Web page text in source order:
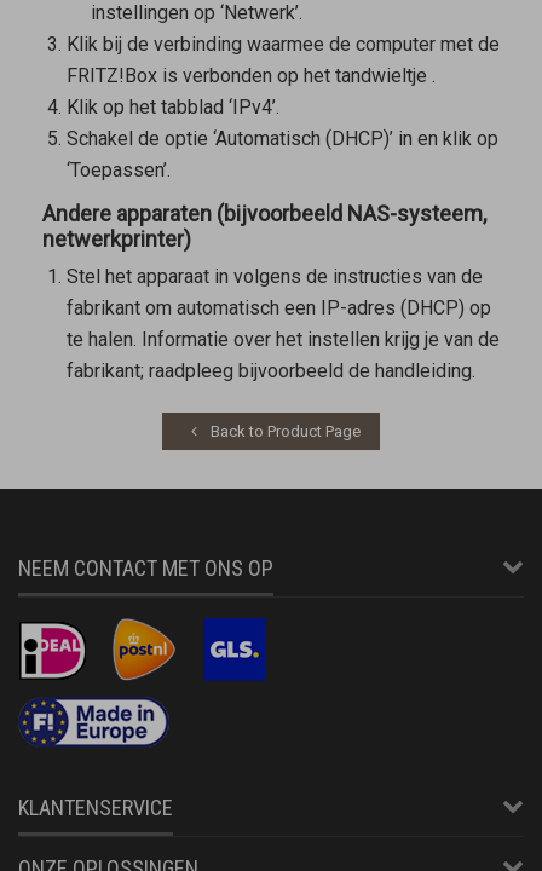
instellingen op ‘Netwerk’.
Klik bij de verbinding waarmee de computer met de
FRITZ!Box is verbonden op het tandwieltje .
Klik op het tabblad ‘IPv4’.
Schakel de optie ‘Automatisch (DHCP)’ in en klik op
‘Toepassen’.
Andere apparaten (bijvoorbeeld NAS-systeem,
netwerkprinter)
Stel het apparaat in volgens de instructies van de
fabrikant om automatisch een IP-adres (DHCP) op
te halen. Informatie over het instellen krijg je van de
fabrikant; raadpleeg bijvoorbeeld de handleiding.
Back to Product Page
NEEM CONTACT MET ONS OP
KLANTENSERVICE